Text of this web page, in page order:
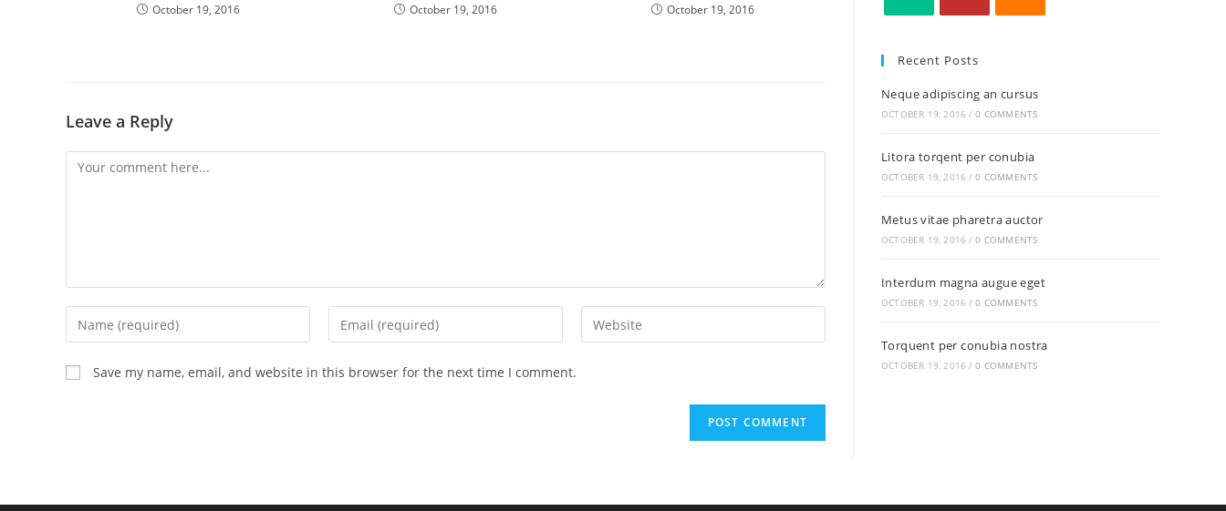
October 19, 2016 October 19, 2016 October 19, 2016
Leave a Reply
Save my name, email, and website in this browser for the next time I comment.
Recent Posts
Neque adipiscing an cursus
OCTOBER 19, 2016 / 0 COMMENTS
Litora torqent per conubia
OCTOBER 19, 2016 / 0 COMMENTS
Metus vitae pharetra auctor
OCTOBER 19, 2016 / 0 COMMENTS
Interdum magna augue eget
OCTOBER 19, 2016 / 0 COMMENTS
Torquent per conubia nostra
OCTOBER 19, 2016 / 0 COMMENTS